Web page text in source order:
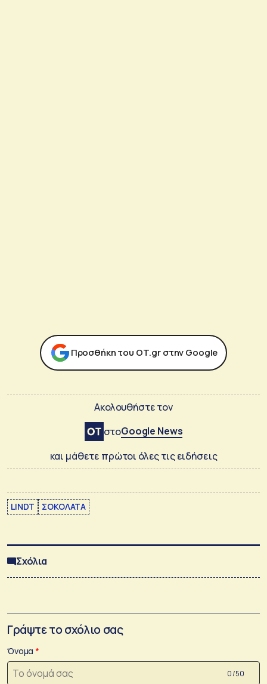
Προσθήκη του ΟΤ.gr στην Google
Ακολουθήστε τον
στοGoogle News
και μάθετε πρώτοι όλες τις ειδήσεις
LINDT ΣΟΚΟΛΑΤΑ
Σχόλια
Γράψτε το σχόλιο σας
Όνομα
0 /50